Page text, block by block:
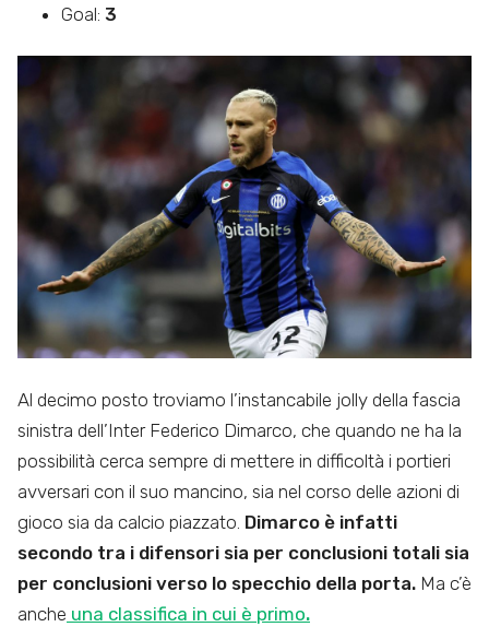
Goal: 3
Al decimo posto troviamo l’instancabile jolly della fascia
sinistra dell’Inter Federico Dimarco, che quando ne ha la
possibilità cerca sempre di mettere in difficoltà i portieri
avversari con il suo mancino, sia nel corso delle azioni di
gioco sia da calcio piazzato. Dimarco è infatti
secondo tra i difensori sia per conclusioni totali sia
per conclusioni verso lo specchio della porta. Ma c’è
anche una classifica in cui è primo.